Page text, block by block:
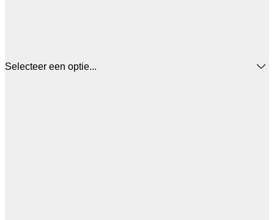
Selecteer een optie...